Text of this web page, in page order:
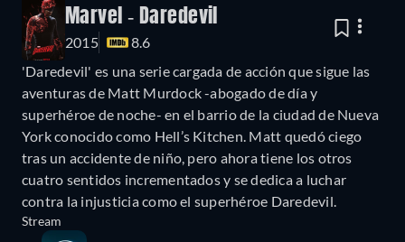
Marvel - Daredevil
2015
8.6
'Daredevil' es una serie cargada de acción que sigue las
aventuras de Matt Murdock -abogado de día y
superhéroe de noche- en el barrio de la ciudad de Nueva
York conocido como Hell’s Kitchen. Matt quedó ciego
tras un accidente de niño, pero ahora tiene los otros
cuatro sentidos incrementados y se dedica a luchar
contra la injusticia como el superhéroe Daredevil.
Stream